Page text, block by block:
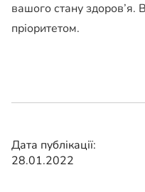
вашого стану
пріоритетом.
Дата публікації:
28.01.2022